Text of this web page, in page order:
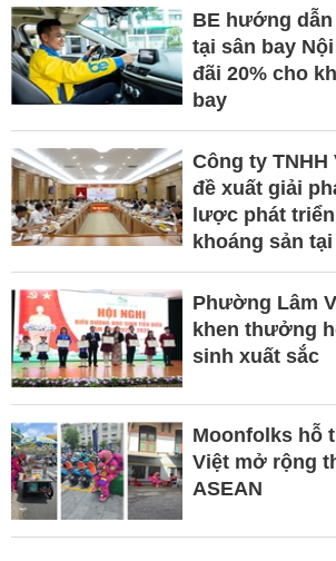
BE hướng
tại sân bay
đãi 20% cho
bay
Công ty TNHH
đề xuất giải
lược phát
khoáng sản
Phường Lâm
khen thưởng
sinh xuất sắc
Moonfolks hỗ
Việt mở rộng
ASEAN